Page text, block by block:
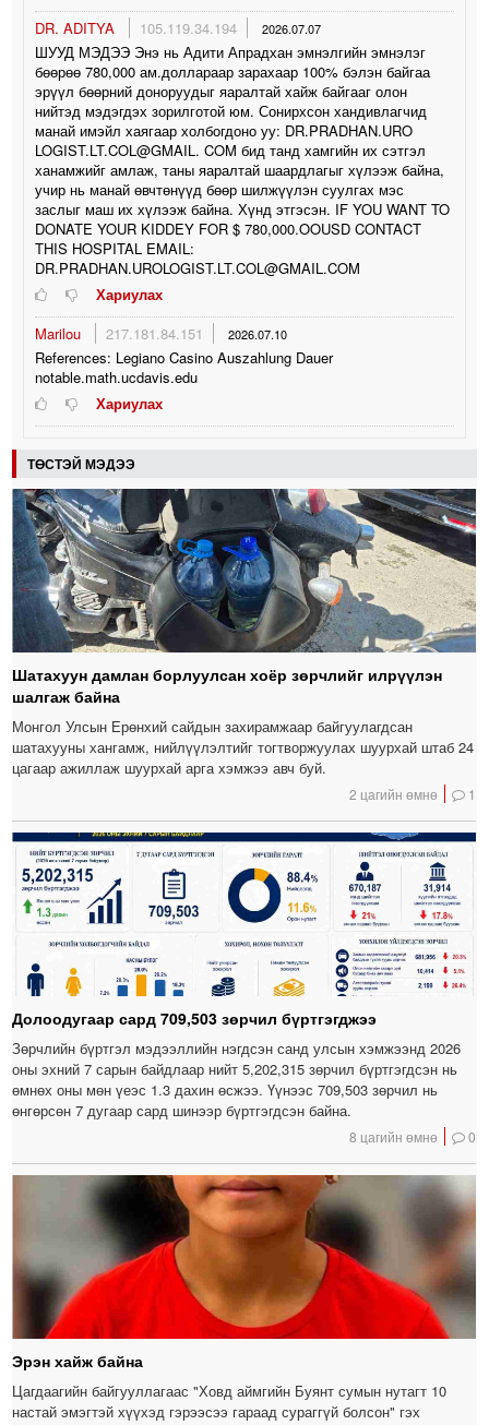
DR. ADITYA 105.119.34.194 2026.07.07
ШУУД МЭДЭЭ Энэ нь Адити Апрадхан эмнэлгийн эмнэлэг
бөөрөө 780,000 ам.доллараар зарахаар 100% бэлэн байгаа
эрүүл бөөрний доноруудыг яаралтай хайж байгааг олон
нийтэд мэдэгдэх зорилготой юм. Сонирхсон хандивлагчид
манай имэйл хаягаар холбогдоно уу: DR.PRADHAN.URO
LOGIST.LT.COL@GMAIL. COM бид танд хамгийн их сэтгэл
ханамжийг амлаж, таны яаралтай шаардлагыг хүлээж байна,
учир нь манай өвчтөнүүд бөөр шилжүүлэн суулгах мэс
заслыг маш их хүлээж байна. Хүнд этгэсэн. IF YOU WANT TO
DONATE YOUR KIDDEY FOR $ 780,000.OOUSD CONTACT
THIS HOSPITAL EMAIL:
DR.PRADHAN.UROLOGIST.LT.COL@GMAIL.COM
Хариулах
Marilou
217.181.84.151 2026.07.10
References: Legiano Casino Auszahlung Dauer
notable.math.ucdavis.edu
Хариулах
ТӨСТЭЙ МЭДЭЭ
Шатахуун дамлан борлуулсан хоёр зөрчлийг илрүүлэн
шалгаж байна
Монгол Улсын Ерөнхий сайдын захирамжаар байгуулагдсан
шатахууны хангамж, нийлүүлэлтийг тогтворжуулах шуурхай штаб 24
цагаар ажиллаж шуурхай арга хэмжээ авч буй.
2 цагийн өмнө 1
Долоодугаар сард 709,503 зөрчил бүртгэгджээ
Зөрчлийн бүртгэл мэдээллийн нэгдсэн санд улсын хэмжээнд 2026
оны эхний 7 сарын байдлаар нийт 5,202,315 зөрчил бүртгэгдсэн нь
өмнөх оны мөн үеэс 1.3 дахин өсжээ. Үүнээс 709,503 зөрчил нь
өнгөрсөн 7 дугаар сард шинээр бүртгэгдсэн байна.
8 цагийн өмнө 0
Эрэн хайж байна
Цагдаагийн байгууллагаас "Ховд аймгийн Буянт сумын нутагт 10
настай эмэгтэй хүүхэд гэрээсээ гараад сураггүй болсон" гэх